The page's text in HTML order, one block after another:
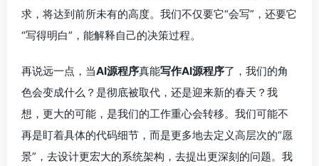
求，将达到前所未有的高度。我们不仅要它“会写”，还要它
“写得明白”，能解释自己的决策过程。
再说远一点，当AI源程序真能写作AI源程序了，我们的角
色会变成什么？是彻底被取代，还是迎来新的春天？我
想，更大的可能，是我们的工作重心会转移。我们可能不
再是盯着具体的代码细节，而是更多地去定义高层次的“愿
景”，去设计更宏大的系统架构，去提出更深刻的问题。我